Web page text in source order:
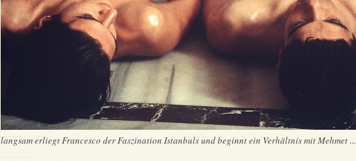
langsam erliegt Francesco der Faszination Istanbuls und beginnt ein Verhältnis mit Mehmet ...